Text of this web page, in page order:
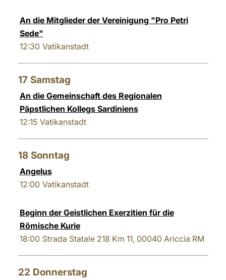
An die Mitglieder der Vereinigung "Pro Petri
Sede"
12:30 Vatikanstadt
17 Samstag
An die Gemeinschaft des Regionalen
Päpstlichen Kollegs Sardiniens
12:15 Vatikanstadt
18 Sonntag
Angelus
12:00 Vatikanstadt
Beginn der Geistlichen Exerzitien für die
Römische Kurie
18:00 Strada Statale 218 Km 11, 00040 Ariccia RM
22 Donnerstag